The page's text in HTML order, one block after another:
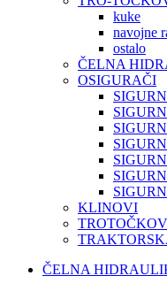
kuke
navojne
ostalo
ČELNA
OSIGURAČI
KLINOVI
ČELNA